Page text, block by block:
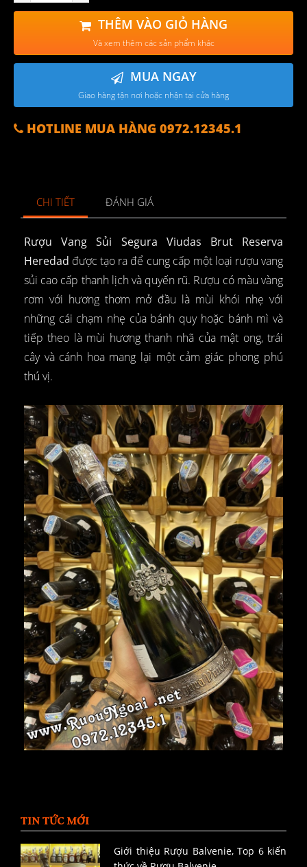
THÊM VÀO GIỎ HÀNG
Và xem thêm các sản phẩm khác
MUA NGAY
Giao hàng tận nơi hoặc nhận tại cửa hàng
HOTLINE MUA HÀNG 0972.12345.1
CHI TIẾT ĐÁNH GIÁ
Rượu Vang Sủi Segura Viudas Brut Reserva
Heredad được tạo ra để cung cấp một loại rượu vang
sủi cao cấp thanh lịch và quyến rũ. Rượu có màu vàng
rơm với hương thơm mở đầu là mùi khói nhẹ với
những cái chạm nhẹ của bánh quy hoặc bánh mì và
tiếp theo là mùi hương thanh nhã của mật ong, trái
cây và cánh hoa mang lại một cảm giác phong phú
thú vị.
TIN TỨC MỚI
Giới thiệu Rượu Balvenie, Top 6 kiến